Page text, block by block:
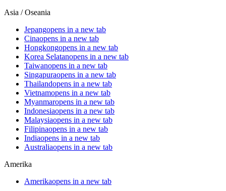
Asia / Oseania
Jepangopens in a new tab
Cinaopens in a new tab
Hongkongopens in a new tab
Korea Selatanopens in a new tab
Taiwanopens in a new tab
Singapuraopens in a new tab
Thailandopens in a new tab
Vietnamopens in a new tab
Myanmaropens in a new tab
Indonesiaopens in a new tab
Malaysiaopens in a new tab
Filipinaopens in a new tab
Indiaopens in a new tab
Australiaopens in a new tab
Amerika
Amerikaopens in a new tab